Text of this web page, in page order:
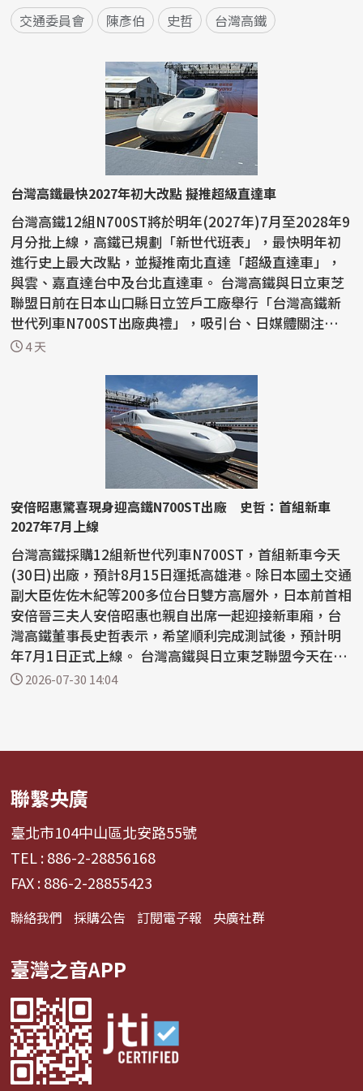
交通委員會 陳彥伯 史哲 台灣高鐵
台灣高鐵最快2027年初大改點 擬推超級直達車
台灣高鐵12組N700ST將於明年(2027年)7月至2028年9
月分批上線，高鐵已規劃「新世代班表」，最快明年初
進行史上最大改點，並擬推南北直達「超級直達車」，
與雲、嘉直達台中及台北直達車。 台灣高鐵與日立東芝
聯盟日前在日本山口縣日立笠戶工廠舉行「台灣高鐵新
世代列車N700ST出廠典禮」，吸引台、日媒體關注，根
據高鐵統...
4 天
安倍昭惠驚喜現身迎高鐵N700ST出廠 史哲：首組新車
2027年7月上線
台灣高鐵採購12組新世代列車N700ST，首組新車今天
(30日)出廠，預計8月15日運抵高雄港。除日本國土交通
副大臣佐佐木紀等200多位台日雙方高層外，日本前首相
安倍晉三夫人安倍昭惠也親自出席一起迎接新車廂，台
灣高鐵董事長史哲表示，希望順利完成測試後，預計明
年7月1日正式上線。 台灣高鐵與日立東芝聯盟今天在日
本山...
2026-07-30 14:04
聯繫央廣
臺北市104中山區北安路55號
TEL : 886-2-28856168
FAX : 886-2-28855423
聯絡我們 採購公告 訂閱電子報 央廣社群
臺灣之音APP